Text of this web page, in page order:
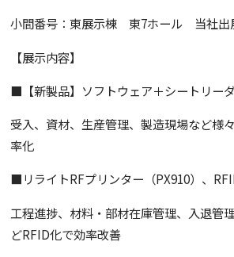
小間番号：東展示棟 東7ホール 当社
【展示内容】
■【新製品】ソフトウェア＋シートリーダ
受入、資材、生産管理、製造現場など様
率化
■リライトRFプリンター（PX910）、
工程進捗、材料・部材在庫管理、入退管
どRFID化で効率改善